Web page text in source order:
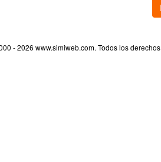
- 2026 www.simiweb.com. Todos los